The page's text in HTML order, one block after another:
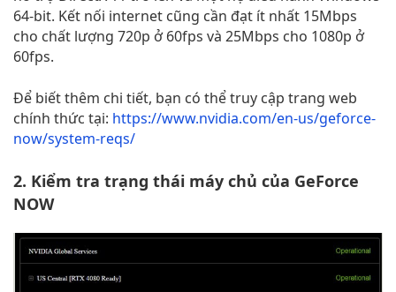
64-bit. Kết nối internet cũng cần đạt ít nhất 15Mbps
cho chất lượng 720p ở 60fps và 25Mbps cho 1080p ở
60fps.
Để biết thêm chi tiết, bạn có thể truy cập trang web
chính thức tại: https://www.nvidia.com/en-us/geforce-
now/system-reqs/
2. Kiểm tra trạng thái máy chủ của GeForce
NOW